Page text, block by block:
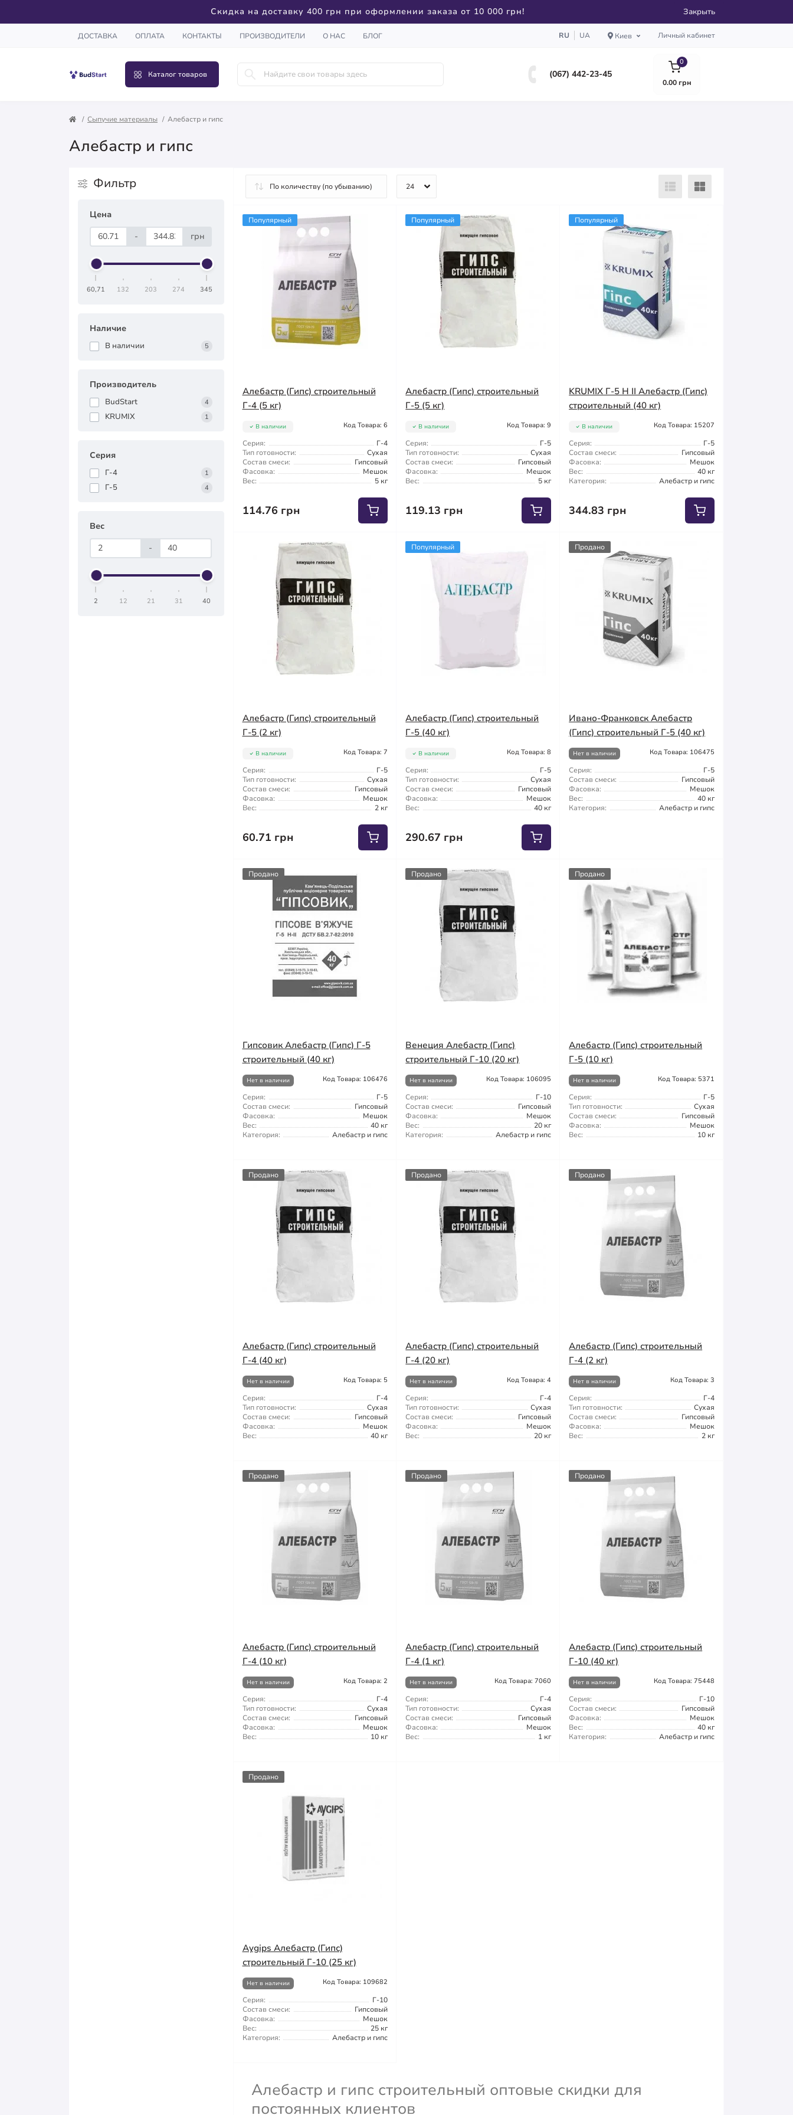
Скидка на доставку 400 грн при оформлении заказа от 10 000 грн! Закрыть
ДОСТАВКА ОПЛАТА КОНТАКТЫ ПРОИЗВОДИТЕЛИ О НАС БЛОГ RU UA Киев Личный кабинет
Каталог товаров (067) 442-23-45
0
0.00 грн
Сыпучие материалы Алебастр и гипс
Алебастр и гипс
Фильтр
Цена
-
грн
60,71 132 203 274 345
Наличие
В наличии 5
Производитель
BudStart 4
KRUMIX 1
Серия
Г-4 1
Г-5 4
Вес
-
2 12 21 31 40
Популярный
Алебастр (Гипс) строительный
Г-4 (5 кг)
В наличии Код Товара: 6
Серия:
Г-4
Тип готовности:
Сухая
Состав смеси:
Гипсовый
Фасовка:
Мешок
Вес:
5 кг
114.76 грн
Популярный
Алебастр (Гипс) строительный
Г-5 (5 кг)
В наличии Код Товара: 9
Серия:
Г-5
Тип готовности:
Сухая
Состав смеси:
Гипсовый
Фасовка:
Мешок
Вес:
5 кг
119.13 грн
Популярный
KRUMIX Г-5 Н ІІ Алебастр (Гипс)
строительный (40 кг)
В наличии Код Товара: 15207
Серия:
Г-5
Состав смеси:
Гипсовый
Фасовка:
Мешок
Вес:
40 кг
Категория:
Алебастр и гипс
344.83 грн
Алебастр (Гипс) строительный
Г-5 (2 кг)
В наличии Код Товара: 7
Серия:
Г-5
Тип готовности:
Сухая
Состав смеси:
Гипсовый
Фасовка:
Мешок
Вес:
2 кг
60.71 грн
Популярный
Алебастр (Гипс) строительный
Г-5 (40 кг)
В наличии Код Товара: 8
Серия:
Г-5
Тип готовности:
Сухая
Состав смеси:
Гипсовый
Фасовка:
Мешок
Вес:
40 кг
290.67 грн
Продано
Ивано-Франковск Алебастр
(Гипс) строительный Г-5 (40 кг)
Нет в наличии Код Товара: 106475
Серия:
Г-5
Состав смеси:
Гипсовый
Фасовка:
Мешок
Вес:
40 кг
Категория:
Алебастр и гипс
Продано
Гипсовик Алебастр (Гипс) Г-5
строительный (40 кг)
Нет в наличии Код Товара: 106476
Серия:
Г-5
Состав смеси:
Гипсовый
Фасовка:
Мешок
Вес:
40 кг
Категория:
Алебастр и гипс
Продано
Венеция Алебастр (Гипс)
строительный Г-10 (20 кг)
Нет в наличии Код Товара: 106095
Серия:
Г-10
Состав смеси:
Гипсовый
Фасовка:
Мешок
Вес:
20 кг
Категория:
Алебастр и гипс
Продано
Алебастр (Гипс) строительный
Г-5 (10 кг)
Нет в наличии Код Товара: 5371
Серия:
Г-5
Тип готовности:
Сухая
Состав смеси:
Гипсовый
Фасовка:
Мешок
Вес:
10 кг
Продано
Алебастр (Гипс) строительный
Г-4 (40 кг)
Нет в наличии Код Товара: 5
Серия:
Г-4
Тип готовности:
Сухая
Состав смеси:
Гипсовый
Фасовка:
Мешок
Вес:
40 кг
Продано
Алебастр (Гипс) строительный
Г-4 (20 кг)
Нет в наличии Код Товара: 4
Серия:
Г-4
Тип готовности:
Сухая
Состав смеси:
Гипсовый
Фасовка:
Мешок
Вес:
20 кг
Продано
Алебастр (Гипс) строительный
Г-4 (2 кг)
Нет в наличии Код Товара: 3
Серия:
Г-4
Тип готовности:
Сухая
Состав смеси:
Гипсовый
Фасовка:
Мешок
Вес:
2 кг
Продано
Алебастр (Гипс) строительный
Г-4 (10 кг)
Нет в наличии Код Товара: 2
Серия:
Г-4
Тип готовности:
Сухая
Состав смеси:
Гипсовый
Фасовка:
Мешок
Вес:
10 кг
Продано
Алебастр (Гипс) строительный
Г-4 (1 кг)
Нет в наличии Код Товара: 7060
Серия:
Г-4
Тип готовности:
Сухая
Состав смеси:
Гипсовый
Фасовка:
Мешок
Вес:
1 кг
Продано
Алебастр (Гипс) строительный
Г-10 (40 кг)
Нет в наличии Код Товара: 75448
Серия:
Г-10
Состав смеси:
Гипсовый
Фасовка:
Мешок
Вес:
40 кг
Категория:
Алебастр и гипс
Продано
Aygips Алебастр (Гипс)
строительный Г-10 (25 кг)
Нет в наличии Код Товара: 109682
Серия:
Г-10
Состав смеси:
Гипсовый
Фасовка:
Мешок
Вес:
25 кг
Категория:
Алебастр и гипс
Алебастр и гипс строительный оптовые скидки для
постоянных клиентов